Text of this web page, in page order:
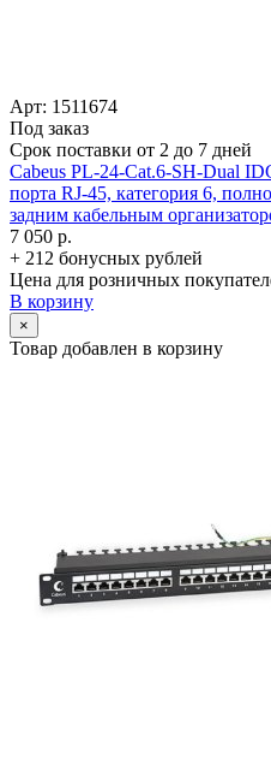
Арт: 1511674
Под заказ
Срок поставки от 2 до 7 дней
Cabeus PL-24-Cat.6-SH-Dual
порта RJ-45, категория 6,
задним кабельным
7 050 р.
+ 212 бонусных рублей
Цена для розничных
В корзину
×
Товар добавлен в корзину